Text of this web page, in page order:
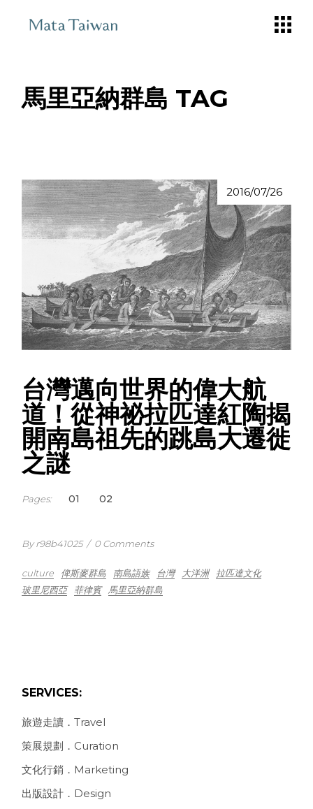
馬里亞納群島 TAG
2016/07/26
台灣邁向世界的偉大航
道！從神祕拉匹達紅陶揭
開南島祖先的跳島大遷徙
之謎
Pages: 1 2
By r98b41025 / 0 Comments
culture 俾斯麥群島 南島語族 台灣 大洋洲
拉匹達文化
玻里尼西亞
菲律賓 馬里亞納群島
SERVICES:
旅遊走讀．Travel
策展規劃．Curation
文化行銷．Marketing
出版設計．Design